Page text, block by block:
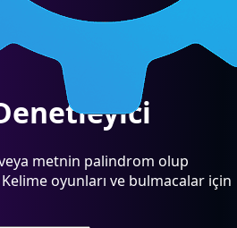
metnin palindrom olup
oyunları ve bulmacalar için